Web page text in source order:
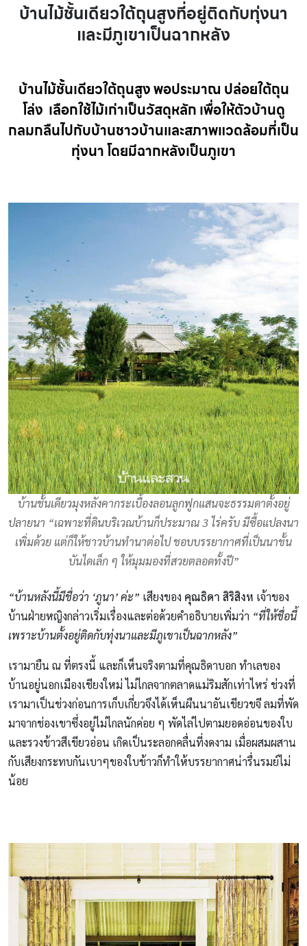
บ้านไม้ชั้นเดียวใต้ถุนสูงที่อยู่ติดกับทุ่งนา
และมีภูเขาเป็นฉากหลัง
บ้านไม้ชั้นเดียวใต้ถุนสูง พอประมาณ ปล่อยใต้ถุน
โล่ง เลือกใช้ไม้เก่าเป็นวัสดุหลัก เพื่อให้ตัวบ้านดู
กลมกลืนไปกับบ้านชาวบ้านและสภาพแวดล้อมที่เป็น
ทุ่งนา โดยมีฉากหลังเป็นภูเขา
บ้านชั้นเดียวมุงหลังคากระเบื้องลอนลูกฟูกแสนจะธรรมดาตั้งอยู่
ปลายนา “เฉพาะที่ดินบริเวณบ้านก็ประมาณ 3 ไร่ครับ มีซื้อแปลงนา
เพิ่มด้วย แต่ก็ให้ชาวบ้านทำนาต่อไป ชอบบรรยากาศที่เป็นนาขั้น
บันไดเล็ก ๆ ให้มุมมองที่สวยตลอดทั้งปี”
“บ้านหลังนี้มีชื่อว่า ‘ภูนา’ ค่ะ” เสียงของ คุณธิดา สิริสิงห เจ้าของ
บ้านฝ่ายหญิงกล่าวเริ่มเรื่องและต่อด้วยคำอธิบายเพิ่มว่า “ที่ให้ชื่อนี้
เพราะบ้านตั้งอยู่ติดกับทุ่งนาและมีภูเขาเป็นฉากหลัง”
เรามายืน ณ ที่ตรงนี้ และก็เห็นจริงตามที่คุณธิดาบอก ทำเลของ
บ้านอยู่นอกเมืองเชียงใหม่ ไม่ไกลจากตลาดแม่ริมสักเท่าไหร่ ช่วงที่
เรามาเป็นช่วงก่อนการเก็บเกี่ยวจึงได้เห็นผืนนาอันเขียวขจี ลมที่พัด
มาจากช่องเขาซึ่งอยู่ไม่ไกลนักค่อย ๆ พัดไล่ไปตามยอดอ่อนของใบ
และรวงข้าวสีเขียวอ่อน เกิดเป็นระลอกคลื่นที่งดงาม เมื่อผสมผสาน
กับเสียงกระทบกันเบาๆของใบข้าวก็ทำให้บรรยากาศน่ารื่นรมย์ไม่
น้อย